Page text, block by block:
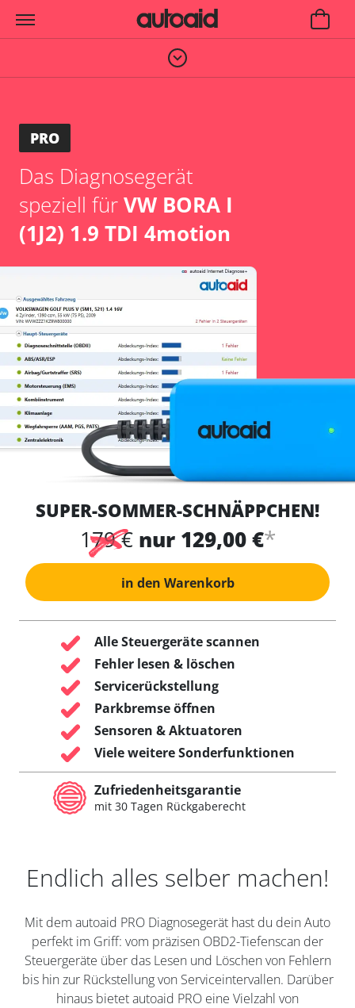
PRO
Das Diagnosegerät
speziell fürVW BORA I
(1J2) 1.9 TDI 4motion
SUPER-SOMMER-SCHNÄPPCHEN!
179 € nur 129,00 €*
in den Warenkorb
Alle Steuergeräte scannen
Fehler lesen & löschen
Servicerückstellung
Parkbremse öffnen
Sensoren & Aktuatoren
Viele weitere Sonderfunktionen
Zufriedenheitsgarantie
mit 30 Tagen Rückgaberecht
Endlich alles selber machen!
Mit dem autoaid PRO Diagnosegerät hast du dein Auto
perfekt im Griff: vom präzisen OBD2-Tiefenscan der
Steuergeräte über das Lesen und Löschen von Fehlern
bis hin zur Rückstellung von Serviceintervallen. Darüber
hinaus bietet autoaid PRO eine Vielzahl von